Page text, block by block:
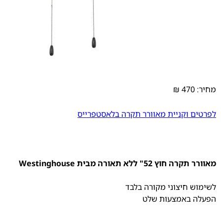
מחיר: 470 ₪
לפרטים וקניית מאוורר תקרה בלאסטפרייס
מאוורר תקרה חוץ 52" ללא תאורה מבית Westinghouse
לשימוש חיצוני מקורה בלבד
הפעלה באמצעות שלט